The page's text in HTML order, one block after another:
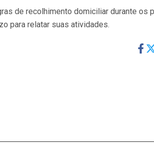
de recolhimento domiciliar durante os
para relatar suas atividades.